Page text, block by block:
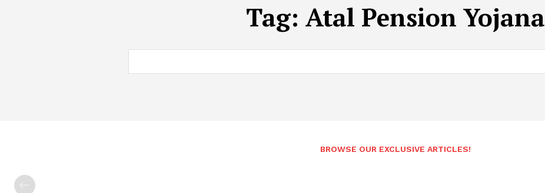
Tag: Atal Pension Yojana
BROWSE OUR EXCLUSIVE ARTICLES!